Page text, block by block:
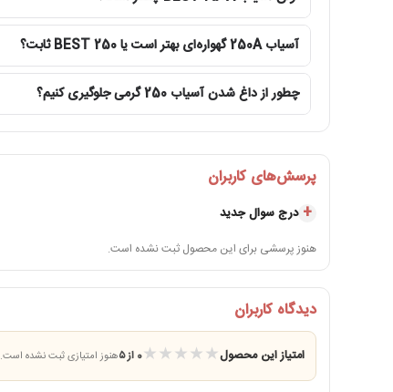
آسیاب 250A گهواره‌ای بهتر است یا BEST 250 ثابت؟
چطور از داغ شدن آسیاب 250 گرمی جلوگیری کنیم؟
پرسش‌های کاربران
درج سوال جدید
هنوز پرسشی برای این محصول ثبت نشده است.
دیدگاه کاربران
امتیاز این محصول ★★★★★ 0 از ۵ هنوز امتیازی ثبت نشده است.